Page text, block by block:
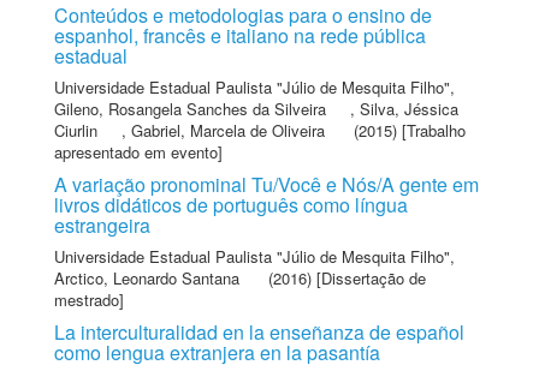
Conteúdos e metodologias para o ensino de
espanhol, francês e italiano na rede pública
estadual
Universidade Estadual Paulista "Júlio de Mesquita Filho",
Gileno, Rosangela Sanches da Silveira
, Silva, Jéssica
Ciurlin
, Gabriel, Marcela de Oliveira
(2015) [Trabalho
apresentado em evento]
A variação pronominal Tu/Você e Nós/A gente em
livros didáticos de português como língua
estrangeira
Universidade Estadual Paulista "Júlio de Mesquita Filho",
Arctico, Leonardo Santana
(2016) [Dissertação de
mestrado]
La interculturalidad en la enseñanza de español
como lengua extranjera en la pasantía